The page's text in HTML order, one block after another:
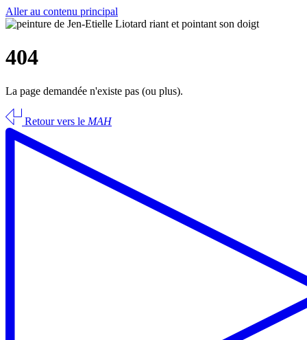
Aller au contenu principal
404
La page demandée n'existe pas (ou plus).
Retour vers le MAH